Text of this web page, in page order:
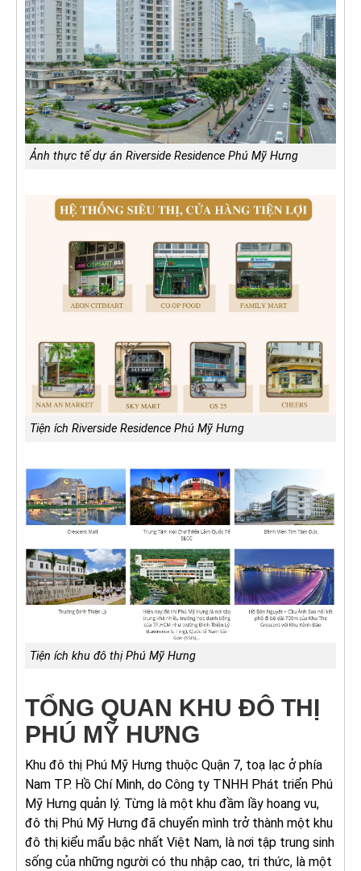
Ảnh thực tế dự án Riverside Residence Phú Mỹ Hưng
Tiện ích Riverside Residence Phú Mỹ Hưng
Tiện ích khu đô thị Phú Mỹ Hưng
TỔNG QUAN KHU ĐÔ THỊ
PHÚ MỸ HƯNG
Khu đô thị Phú Mỹ Hưng thuộc Quận 7, toạ lạc ở phía
Nam TP. Hồ Chí Minh, do Công ty TNHH Phát triển Phú
Mỹ Hưng quản lý. Từng là một khu đầm lầy hoang vu,
đô thị Phú Mỹ Hưng đã chuyển mình trở thành một khu
đô thị kiểu mẩu bậc nhất Việt Nam, là nơi tập trung sinh
sống của những người có thu nhập cao, tri thức, là một